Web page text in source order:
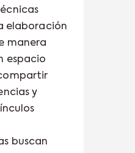
elaboración
manera
espacio
y
buscan